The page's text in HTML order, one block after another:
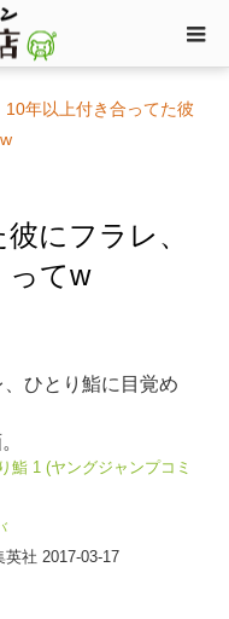
10年以上付き合ってた彼
にフラレ、
ってw
ひとり鮨に目覚め
鮨 1 (ヤングジャンプコミ
社 2017-03-17